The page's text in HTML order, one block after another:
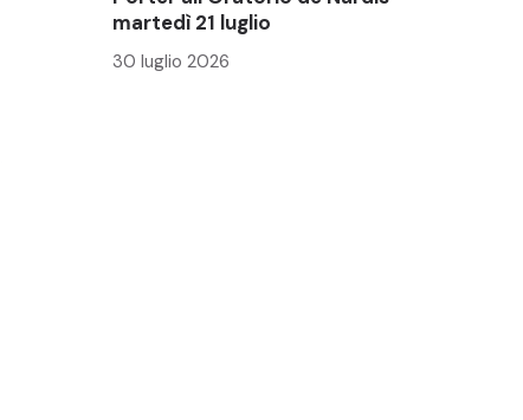
martedì 21 luglio
30 luglio 2026